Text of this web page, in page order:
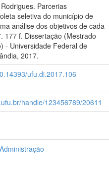
Parcerias
seletiva do município de
análise dos objetivos de cada
177 f. Dissertação (Mestrado
- Universidade Federal de
2017.
ufu.di.2017.106
handle/123456789/20611